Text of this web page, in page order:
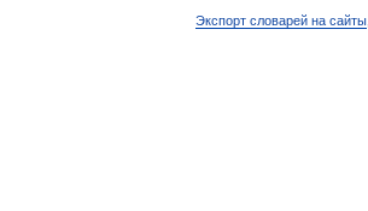
Экспорт словарей на сайты